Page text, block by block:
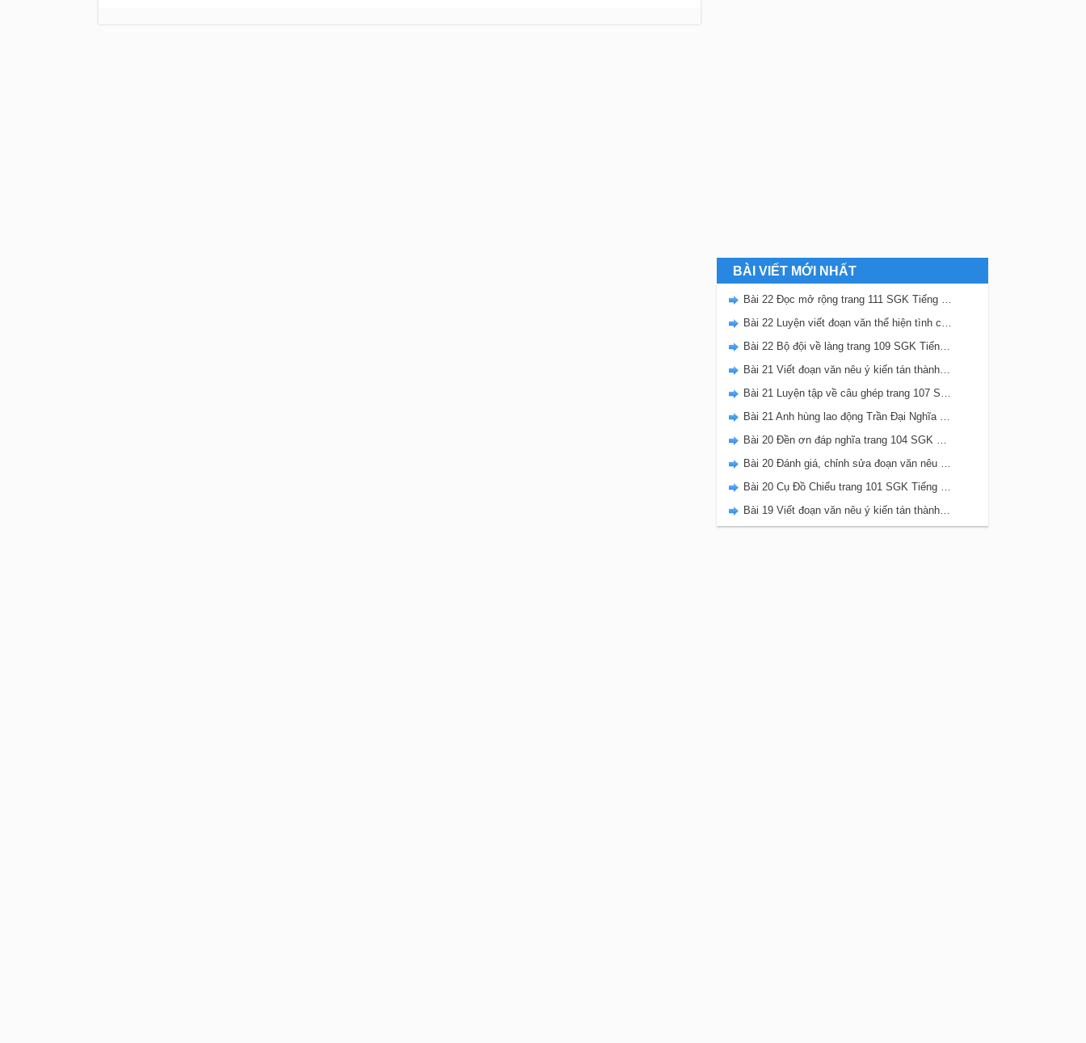
BÀI VIẾT MỚI NHẤT
Bài 22 Đọc mở rộng trang 111 SGK Tiếng Việt 5 Kết nối tri thức tập 2
Bài 22 Luyện viết đoạn văn thể hiện tình cảm, cảm xúc về một sự việc trang 111 SGK Tiếng Việt 5 Kết nối tri thức tập 2
Bài 22 Bộ đội về làng trang 109 SGK Tiếng Việt 5 Kết nối tri thức tập 2
Bài 21 Viết đoạn văn nêu ý kiến tán thành một sự việc, hiện tượng (Bài viết số 2) trang 108 SGK Tiếng Việt 5 Kết nối tri thức tập 2
Bài 21 Luyện tập về câu ghép trang 107 SGK Tiếng Việt 5 Kết nối tri thức tập 2
Bài 21 Anh hùng lao động Trần Đại Nghĩa trang 106 SGK Tiếng Việt 5 Kết nối tri thức tập 2
Bài 20 Đền ơn đáp nghĩa trang 104 SGK Tiếng Việt 5 Kết nối tri thức tập 2
Bài 20 Đánh giá, chỉnh sửa đoạn văn nêu ý kiến tán thành một sự vật, hiện tượng trang 103 SGK Tiếng Việt 5 Kết nối tri thức tập 2
Bài 20 Cụ Đồ Chiểu trang 101 SGK Tiếng Việt 5 Kết nối tri thức tập 2
Bài 19 Viết đoạn văn nêu ý kiến tán thành một sự việc, hiện tượng (Bài viết số 1) trang 100 SGK Tiếng Việt 5 Kết nối tri thức tập 2